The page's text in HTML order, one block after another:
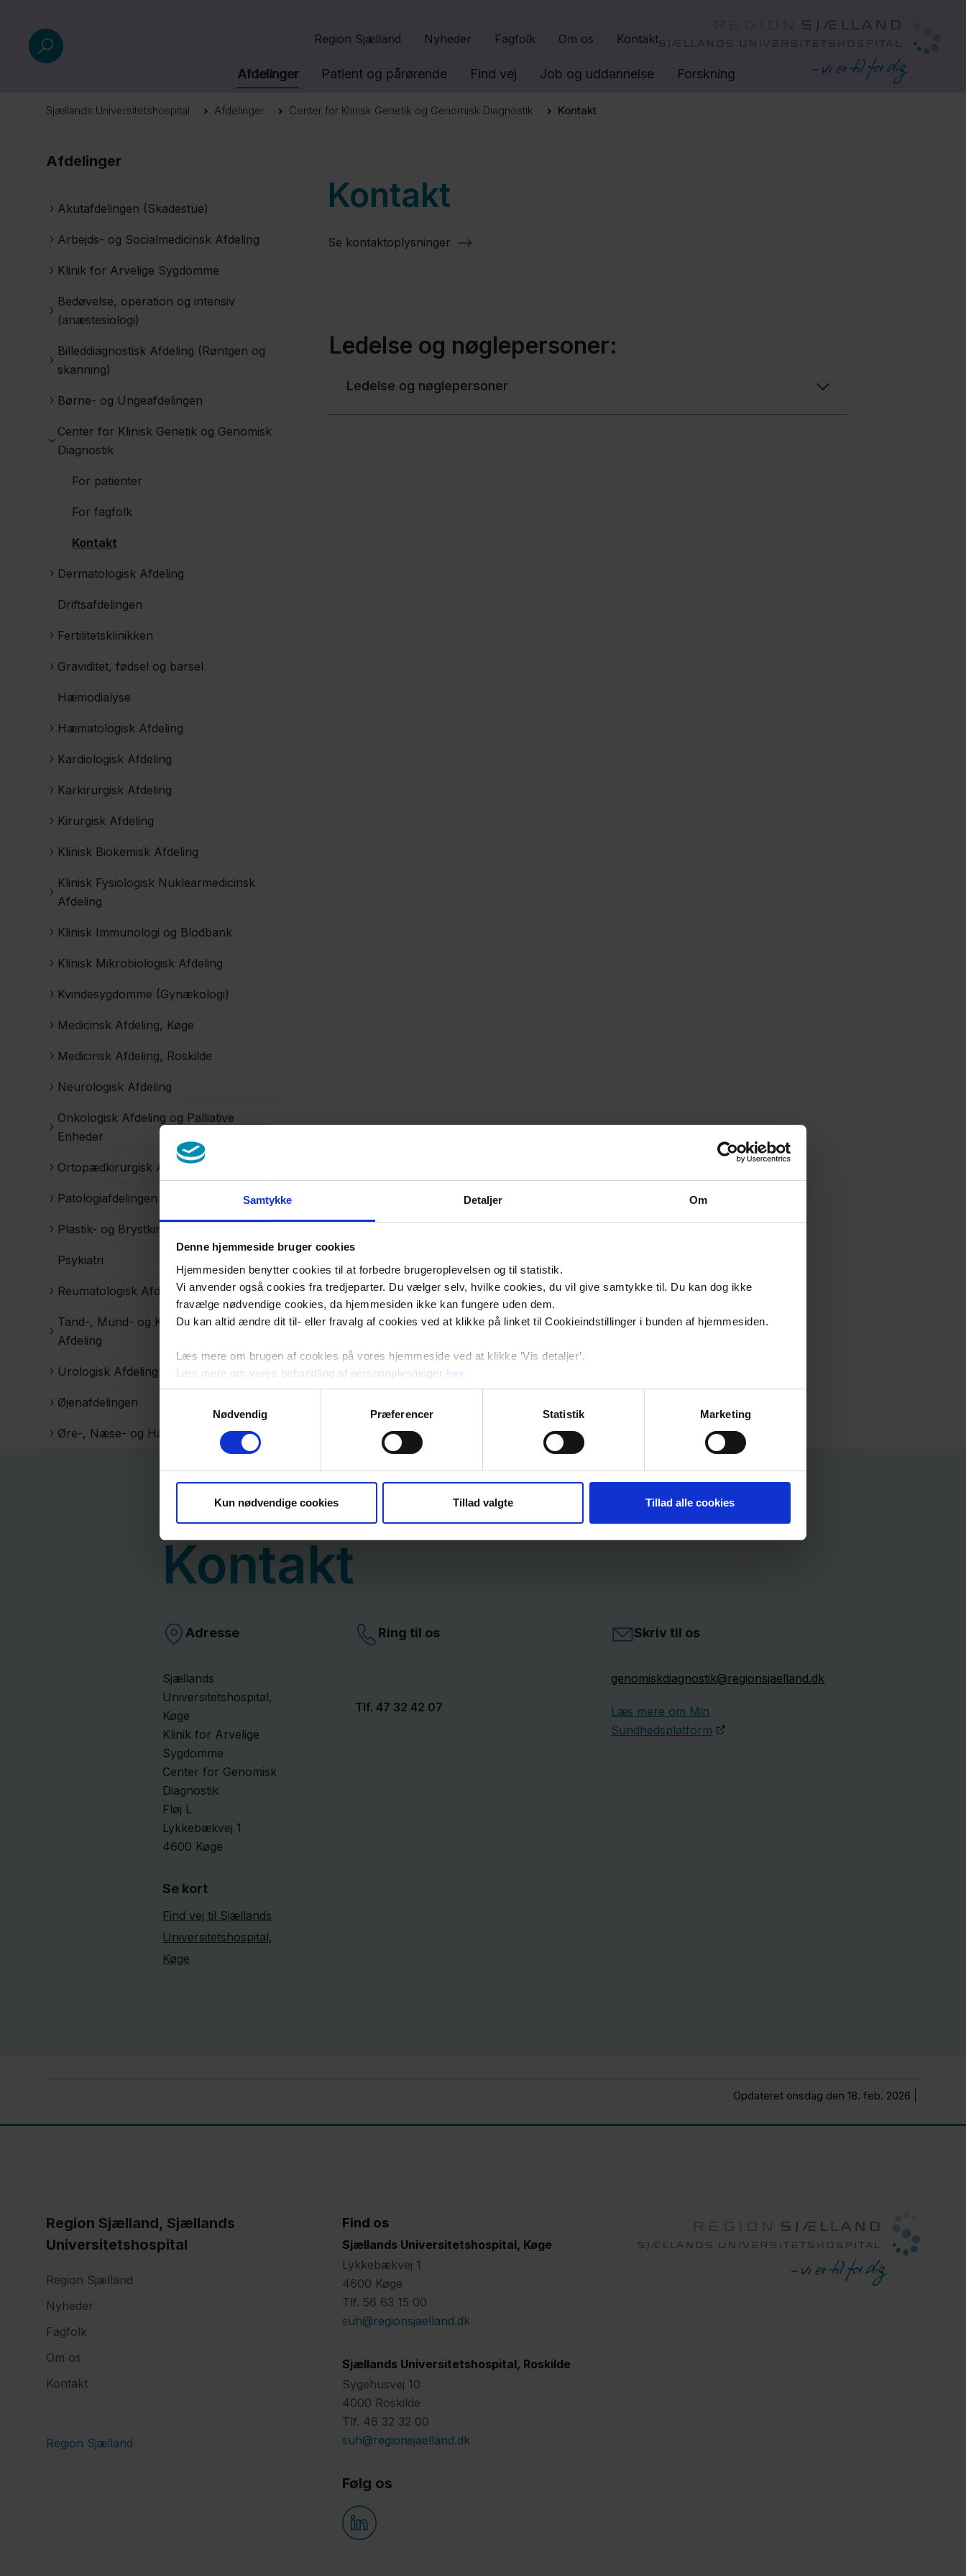
Samtykke Detaljer Om
Denne hjemmeside bruger cookies
Hjemmesiden benytter cookies til at forbedre brugeroplevelsen og til statistik.
Vi anvender også cookies fra tredjeparter. Du vælger selv, hvilke cookies, du vil give samtykke til. Du kan dog ikke
fravælge nødvendige cookies, da hjemmesiden ikke kan fungere uden dem.
Du kan altid ændre dit til- eller fravalg af cookies ved at klikke på linket til Cookieindstillinger i bunden af hjemmesiden.
Læs mere om brugen af cookies på vores hjemmeside ved at klikke ’Vis detaljer’.
Læs mere om vores behandling af personoplysninger her
Nødvendig
Præferencer Statistik Marketing
Kun nødvendige cookies Tillad valgte Tillad alle cookies
Region Sjælland Nyheder Fagfolk Om os Kontakt
Afdelinger Patient og pårørende Find vej Job og uddannelse Forskning
Sjællands Universitetshospital Afdelinger Center for Klinisk Genetik og Genomisk Diagnostik Kontakt
Afdelinger
Akutafdelingen (Skadestue)
Arbejds- og Socialmedicinsk Afdeling
Klinik for Arvelige Sygdomme
Bedøvelse, operation og intensiv
(anæstesiologi)
Billeddiagnostisk Afdeling (Røntgen og
skanning)
Børne- og Ungeafdelingen
Center for Klinisk Genetik og Genomisk
Diagnostik
For patienter
For fagfolk
Kontakt
Dermatologisk Afdeling
Driftsafdelingen
Fertilitetsklinikken
Graviditet, fødsel og barsel
Hæmodialyse
Hæmatologisk Afdeling
Kardiologisk Afdeling
Karkirurgisk Afdeling
Kirurgisk Afdeling
Klinisk Biokemisk Afdeling
Klinisk Fysiologisk Nuklearmedicinsk
Afdeling
Klinisk Immunologi og Blodbank
Klinisk Mikrobiologisk Afdeling
Kvindesygdomme (Gynækologi)
Medicinsk Afdeling, Køge
Medicinsk Afdeling, Roskilde
Neurologisk Afdeling
Onkologisk Afdeling og Palliative
Enheder
Ortopædkirurgisk Afdeling
Patologiafdelingen
Plastik- og Brystkirurgisk Afdeling
Psykiatri
Reumatologisk Afdeling
Tand-, Mund- og Kæbekirurgisk
Afdeling
Urologisk Afdeling
Øjenafdelingen
Øre-, Næse- og Halskirurgi
Kontakt
Se kontaktoplysninger
Ledelse og nøglepersoner:
Ledelse og nøglepersoner
Kontakt
Adresse
Sjællands
Universitetshospital,
Køge
Klinik for Arvelige
Sygdomme
Center for Genomisk
Diagnostik
Fløj L
Lykkebækvej 1
4600 Køge
Se kort
Find vej til Sjællands
Universitetshospital,
Køge
Ring til os
Tlf. 47 32 42 07
Skriv til os
genomiskdiagnostik@regionsjaelland.dk
Læs mere om Min
Sundhedsplatform
Opdateret onsdag den 18. feb. 2026
Region Sjælland, Sjællands
Universitetshospital
Region Sjælland
Nyheder
Fagfolk
Om os
Kontakt
Region Sjælland
Find os
Sjællands Universitetshospital, Køge
Lykkebækvej 1
4600 Køge
Tlf. 56 63 15 00
suh@regionsjaelland.dk
Sjællands Universitetshospital, Roskilde
Sygehusvej 10
4000 Roskilde
Tlf. 46 32 32 00
suh@regionsjaelland.dk
Følg os